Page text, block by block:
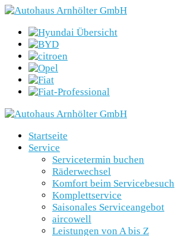
Startseite
Service
Servicetermin buchen
Räderwechsel
Komfort beim Servicebesuch
Komplettservice
Saisonales Serviceangebot
aircowell
Leistungen von A bis Z